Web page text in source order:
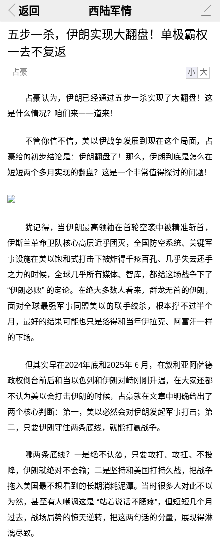
返回 西陆军情
五步一杀，伊朗实现大翻盘！单极霸权
一去不复返
占豪 小 大
占豪认为，伊朗已经通过五步一杀实现了大翻盘！这
是什么情况？咱们来一一道来！
不管你信不信，美以伊战争发展到现在这个局面，占
豪给的初步结论是：伊朗翻盘了！那么，伊朗到底是怎么在
短短两个多月实现的翻盘？这是一个非常值得探讨的问题！
犹记得，当伊朗最高领袖在首轮空袭中被精准斩首，
伊斯兰革命卫队核心高层近乎团灭，全国防空系统、关键军
事设施在美以饱和式打击下被炸得千疮百孔、几乎失去还手
之力的时候，全球几乎所有媒体、智库，都给这场战争下了
“伊朗必败” 的定论。在绝大多数人看来，群龙无首的伊朗，
面对全球最强军事同盟美以的联手绞杀，根本撑不过半个
月，最好的结果可能也只是落得和当年伊拉克、阿富汗一样
的下场。
但其实早在2024年底和2025年 6 月，在叙利亚阿萨德
政权倒台前后和当以色列和伊朗对峙刚刚升温，在大家还都
不认为美以会打击伊朗的时候，占豪就在文章中明确给出了
两个核心判断：第一，美以必然会对伊朗发起军事打击；第
二，只要伊朗守住两条底线，就能打赢战争。
哪两条底线？一是绝不认怂，只要敢打、敢扛、不投
降，伊朗就绝对不会输；二是坚持和美国打持久战，把战争
拖入美国最不想看到的长期消耗泥潭。当时很多人对此不以
为然，甚至有人嘲讽这是 “站着说话不腰疼”，但短短几个月
过去，战场局势的惊天逆转，把这两句话的分量，展现得淋
漓尽致。